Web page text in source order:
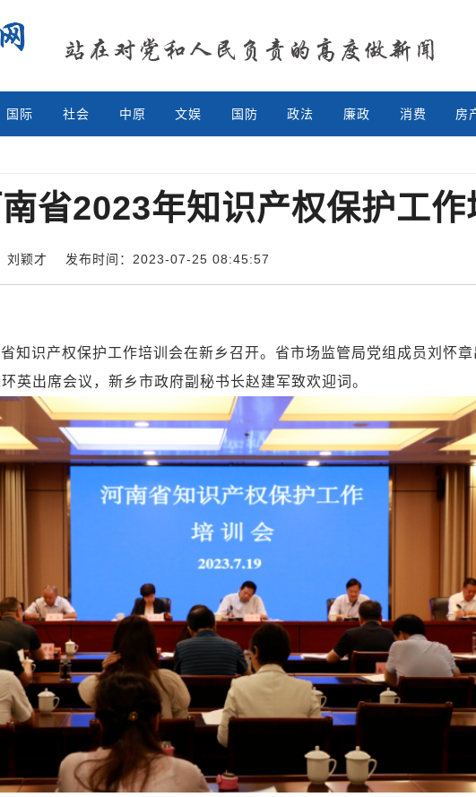
国际 社会 中原 文娱 国防 政法 廉政 消费 房
省2023年知识产权保护工
刘颖才 发布时间：2023-07-25 08:45:57
产权保护工作培训会在新乡召开。省市场监管局党组成员刘怀章
英出席会议，新乡市政府副秘书长赵建军致欢迎词。